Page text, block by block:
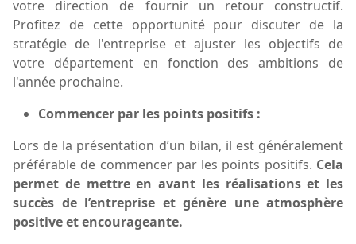
votre direction de fournir un retour constructif.
Profitez de cette opportunité pour discuter de la
stratégie de l'entreprise et ajuster les objectifs de
votre départementen fonction des ambitions de
l'année prochaine.
Commencer par les points positifs :
Lors de la présentation d’un bilan, il est généralement
préférable de commencer par les points positifs. Cela
permet de mettre en avant les réalisations et les
succès de l’entreprise et génère une atmosphère
positive et encourageante.